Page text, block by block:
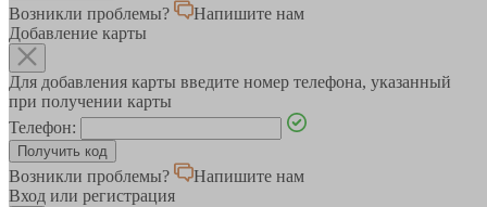
Возникли проблемы?
Напишите нам
Добавление карты
Для добавления карты введите номер телефона, указанный
при получении карты
Телефон:
Возникли проблемы?
Напишите нам
Вход или регистрация